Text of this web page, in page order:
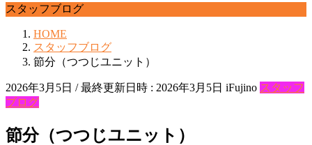
スタッフブログ
HOME
スタッフブログ
節分（つつじユニット）
2026年3月5日 / 最終更新日時 : 2026年3月5日 iFujino スタッフ
ブログ
節分（つつじユニット）